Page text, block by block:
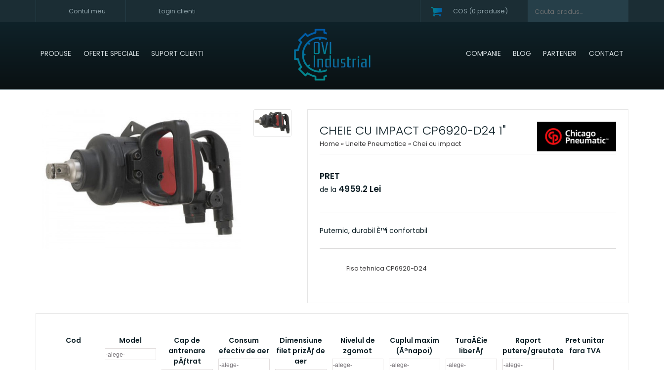
Contul meu Login clienti COS (0 produse)
PRODUSE OFERTE SPECIALE SUPORT CLIENTI COMPANIE BLOG PARTENERI CONTACT
CHEIE CU IMPACT CP6920-D24 1"
Home »Unelte Pneumatice »Chei cu impact
PRET
de la 4959.2 Lei
Puternic, durabil È™i confortabil
Fisa tehnica CP6920-D24
Cod Model
Cap de
antrenare
pÄƒtrat
Consum
efectiv de aer
Dimensiune
filet prizÄƒ de
aer
Nivelul de
zgomot
Cuplul maxim
(Ã®napoi)
TuraÅ£ie
liberÄƒ
Raport
putere/greutate
Pret unitar
fara TVA